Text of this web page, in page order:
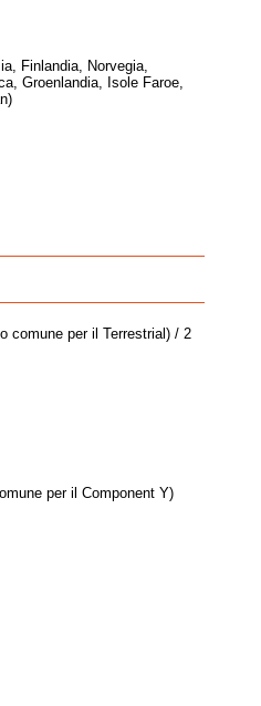
Finlandia, Norvegia,
Groenlandia, Isole Faroe,
comune per il Terrestrial) / 2
per il Component Y)